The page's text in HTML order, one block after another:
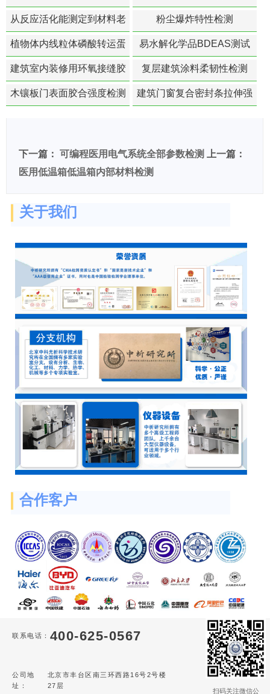
从反应活化能测定到材料老
化寿命预测的经典模型
粉尘爆炸特性检测
植物体内线粒体磷酸转运蛋
白活性检测
易水解化学品BDEAS测试
建筑室内装修用环氧接缝胶
苯含量检测
复层建筑涂料柔韧性检测
木镶板门表面胶合强度检测
建筑门窗复合密封条拉伸强
下一篇： 可编程医用电气系统全部参数检测
上一篇：
医用低温箱低温箱内部材料检测
关于我们
合作客户
联系电话： 400-625-0567
公司地
址：
北京市丰台区南三环西路16号2号楼
27层
扫码关注微信公